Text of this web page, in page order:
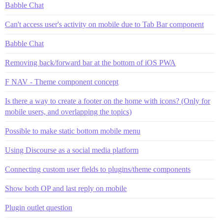
Babble Chat
Can't access user's activity on mobile due to Tab Bar component
Babble Chat
Removing back/forward bar at the bottom of iOS PWA
F NAV - Theme component concept
Is there a way to create a footer on the home with icons? (Only for
mobile users, and overlapping the topics)
Possible to make static bottom mobile menu
Using Discourse as a social media platform
Connecting custom user fields to plugins/theme components
Show both OP and last reply on mobile
Plugin outlet question